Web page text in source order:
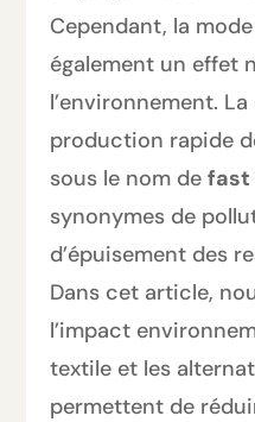
Cependant, la
également un effet
l’environnement.
production rapide
sous le nom defast
synonymes de
d’épuisement des
Dans cet article,
l’impact
textile et les
permettent de